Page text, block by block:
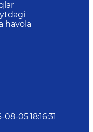
havola
08-05 18:16:31